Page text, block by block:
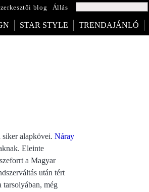
blog Állás
STAR STYLE TRENDAJÁNLÓ
alapkövei. Náray
Eleinte
a Magyar
után tért
tarsolyában, még